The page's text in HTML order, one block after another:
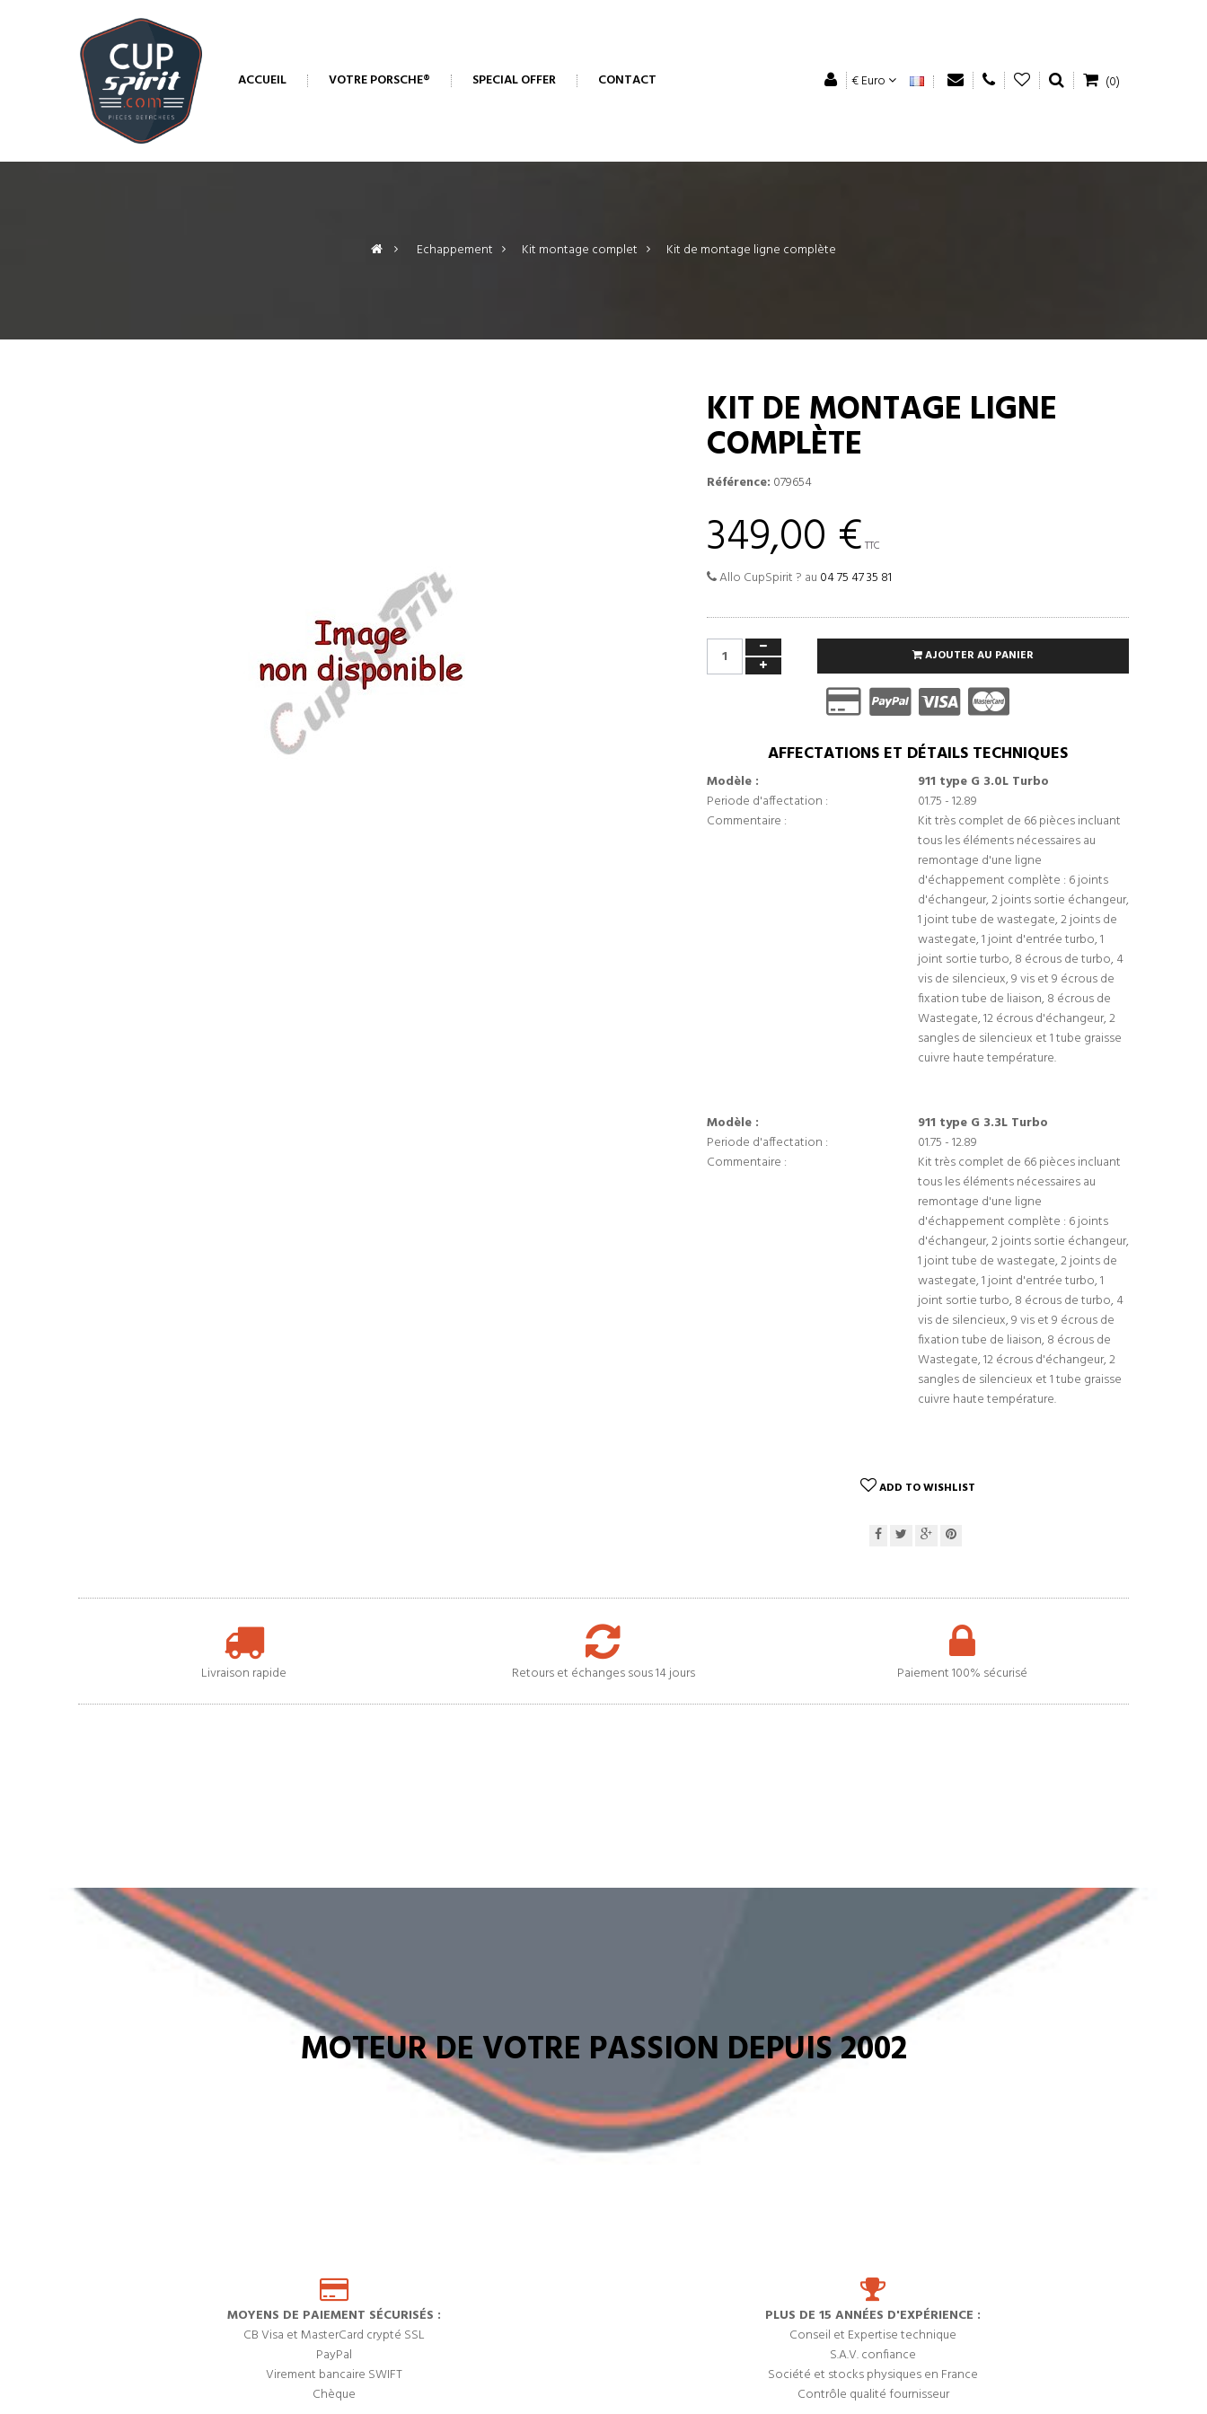
ACCUEIL VOTRE PORSCHE® SPECIAL OFFER CONTACT € Euro (0)
> Echappement > Kit montage complet > Kit de montage ligne complète
KIT DE MONTAGE LIGNE
COMPLÈTE
Référence: 079654
349,00 € TTC
Allo CupSpirit ? au 04 75 47 35 81
AJOUTER AU PANIER
AFFECTATIONS ET DÉTAILS TECHNIQUES
Modèle :
911 type G 3.0L Turbo
Periode d'affectation :
01.75 - 12.89
Commentaire :
Kit très complet de 66 pièces incluant
tous les éléments nécessaires au
remontage d'une ligne
d'échappement complète : 6 joints
d'échangeur, 2 joints sortie échangeur,
1 joint tube de wastegate, 2 joints de
wastegate, 1 joint d'entrée turbo, 1
joint sortie turbo, 8 écrous de turbo, 4
vis de silencieux, 9 vis et 9 écrous de
fixation tube de liaison, 8 écrous de
Wastegate, 12 écrous d'échangeur, 2
sangles de silencieux et 1 tube graisse
cuivre haute température.
Modèle :
911 type G 3.3L Turbo
Periode d'affectation :
01.75 - 12.89
Commentaire :
Kit très complet de 66 pièces incluant
tous les éléments nécessaires au
remontage d'une ligne
d'échappement complète : 6 joints
d'échangeur, 2 joints sortie échangeur,
1 joint tube de wastegate, 2 joints de
wastegate, 1 joint d'entrée turbo, 1
joint sortie turbo, 8 écrous de turbo, 4
vis de silencieux, 9 vis et 9 écrous de
fixation tube de liaison, 8 écrous de
Wastegate, 12 écrous d'échangeur, 2
sangles de silencieux et 1 tube graisse
cuivre haute température.
ADD TO WISHLIST
Livraison rapide Retours et échanges sous 14 jours Paiement 100% sécurisé
MOTEUR DE VOTRE PASSION DEPUIS 2002
MOYENS DE PAIEMENT SÉCURISÉS :
CB Visa et MasterCard crypté SSL
PayPal
Virement bancaire SWIFT
Chèque
PLUS DE 15 ANNÉES D'EXPÉRIENCE :
Conseil et Expertise technique
S.A.V. confiance
Société et stocks physiques en France
Contrôle qualité fournisseur